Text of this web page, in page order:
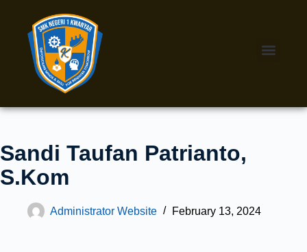
Sandi Taufan Patrianto,
S.Kom
Administrator Website February 13, 2024